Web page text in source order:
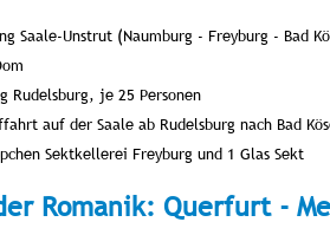
Saale-Unstrut (Naumburg - Freyburg - Bad
Rudelsburg, je 25 Personen
auf der Saale ab Rudelsburg nach Bad
Sektkellerei Freyburg und 1 Glas Sekt
Romanik: Querfurt -